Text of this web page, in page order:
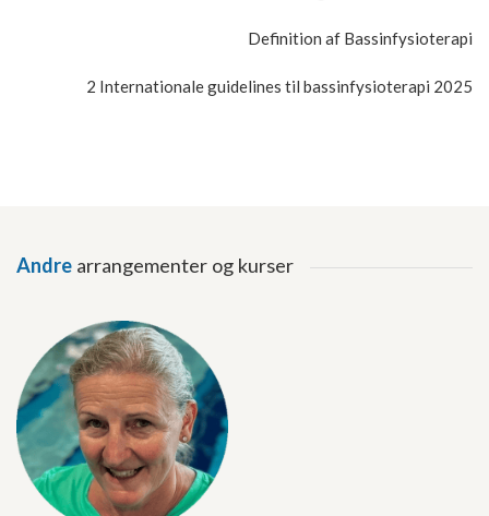
Definition af Bassinfysioterapi
2 Internationale guidelines til bassinfysioterapi 2025
Andre arrangementer og kurser